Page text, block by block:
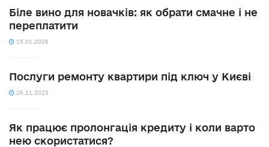
Біле вино для новачків: як обрати смачне і не
переплатити
15.01.2026
Послуги ремонту квартири під ключ у Києві
26.11.2025
Як працює пролонгація кредиту і коли варто
нею скористатися?